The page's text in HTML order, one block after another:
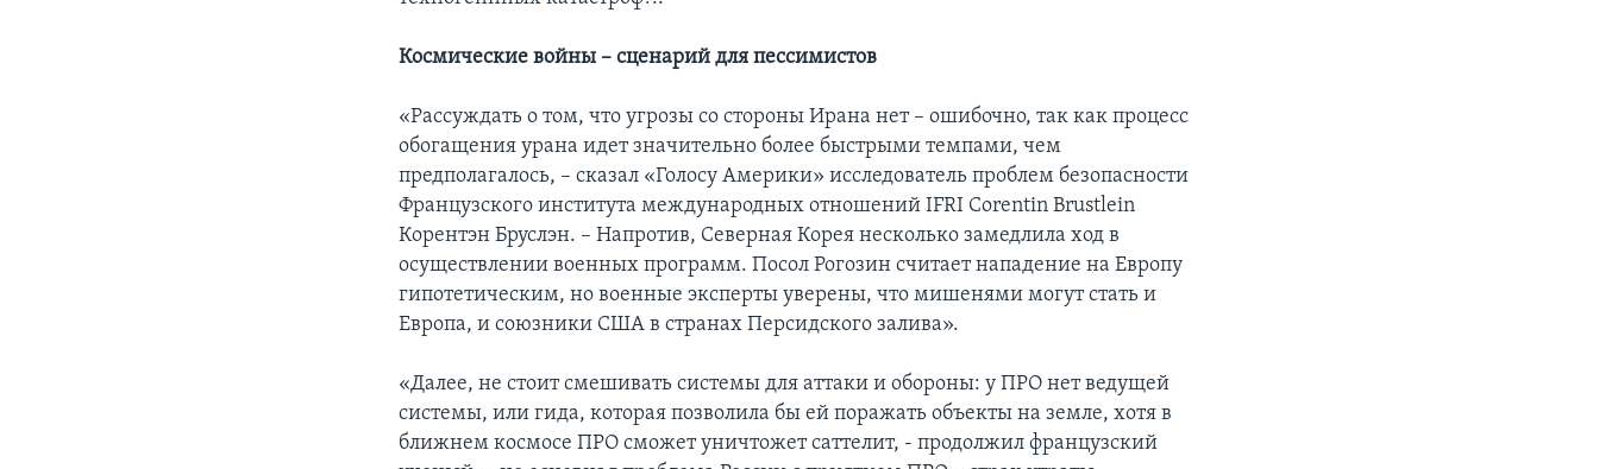
Космические войны – сценарий для пессимистов
«Рассуждать о том, что угрозы со стороны Ирана нет – ошибочно, так как процесс
обогащения урана идет значительно более быстрыми темпами, чем
предполагалось, – сказал «Голосу Америки» исследователь проблем безопасности
Французского института международных отношений IFRI Corentin Brustlein
Корентэн Бруслэн. – Напротив, Северная Корея несколько замедлила ход в
осуществлении военных программ. Посол Рогозин считает нападение на Европу
гипотетическим, но военные эксперты уверены, что мишенями могут стать и
Европа, и союзники США в странах Персидского залива».
«Далее, не стоит смешивать системы для аттаки и обороны: у ПРО нет ведущей
системы, или гида, которая позволила бы ей поражать объекты на земле, хотя в
ближнем космосе ПРО сможет уничтожет саттелит, - продолжил французский